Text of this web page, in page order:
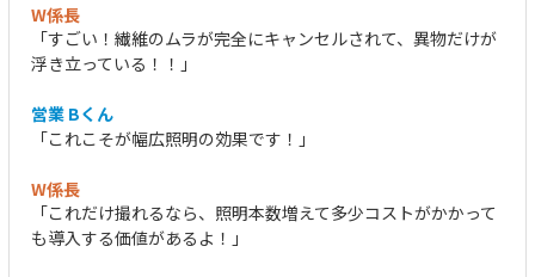
W係長
「すごい！繊維のムラが完全にキャンセルされて、異物だけが
浮き立っている！！」
営業 Bくん
「これこそが幅広照明の効果です！」
W係長
「これだけ撮れるなら、照明本数増えて多少コストがかかって
も導入する価値があるよ！」